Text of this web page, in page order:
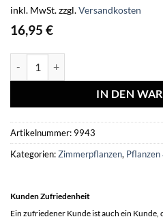
inkl. MwSt.zzgl.Versandkosten
16,95 €
IN DEN
Artikelnummer: 9943
Kategorien:Zimmerpflanzen, Pflanzen
Kunden Zufriedenheit
Ein zufriedener Kunde ist auch ein